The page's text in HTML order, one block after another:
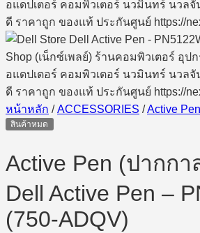
หน้าหลัก / ACCESSORIES /Active Pen
สินค้าหมด
Active Pen (ปากกา
Dell Active Pen –
(750-ADQV)